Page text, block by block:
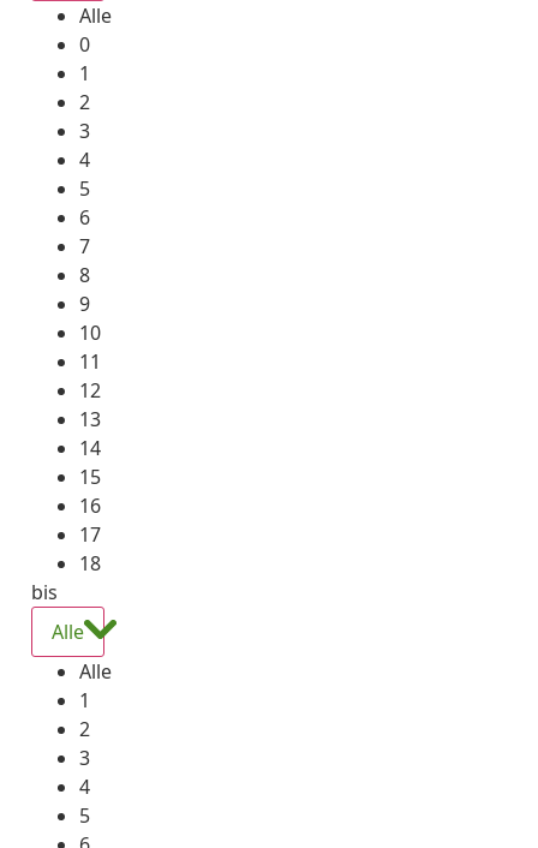
Alle
0
1
2
3
4
5
6
7
8
9
10
11
12
13
14
15
16
17
18
bis
Alle
Alle
1
2
3
4
5